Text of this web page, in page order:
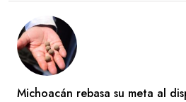
Michoacán rebasa su meta al